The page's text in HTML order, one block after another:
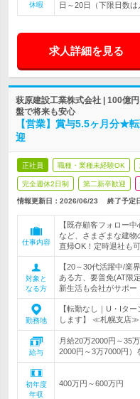
休暇
日～20日（下限日数は
求人詳細を見る
萩原建設工業株式会社 | 100億
盤で将来も安心
【営業】賞与5.5ヶ月分★
迎
正社員 職種・業種未経験OK
完全週休2日制 第二新卒歓迎
情報更新日：2026/06/23 終了予定
仕事内容
【既存顧客フォロー
など、さまざまな建
直帰OK！定時退社も
対象と
なる方
【20～30代活躍中/
ある方、要普免(AT限
新生活も会社がサポー
勤務地
【転勤なし｜U・Iタ
します】 ≪札幌支店≫
給与
月給20万2000円～35
2000円～3万7000円）
初年度
年収
400万円～600万円